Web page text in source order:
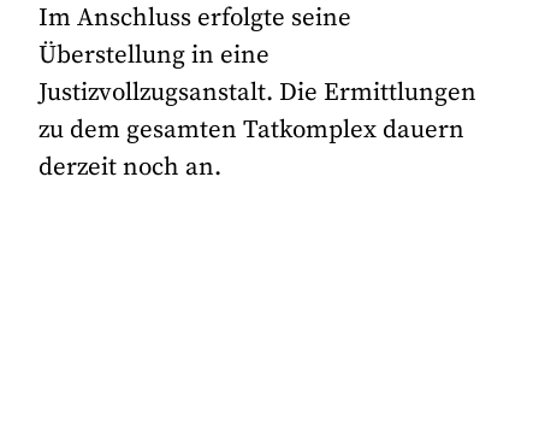
Im Anschluss erfolgte seine
Überstellung in eine
Justizvollzugsanstalt. Die Ermittlungen
zu dem gesamten Tatkomplex dauern
derzeit noch an.